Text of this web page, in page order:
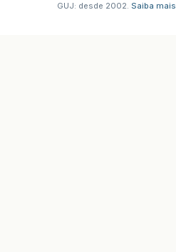
GUJ: desde 2002. Saiba mais